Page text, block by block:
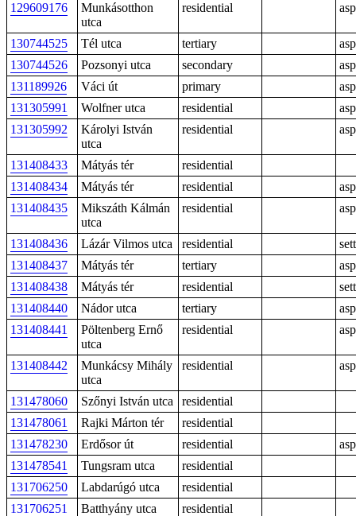
129609176
Munkásotthon
utca
residential
130744525 Tél utca tertiary
130744526
Pozsonyi utca secondary
131189926
Váci út primary
131305991
Wolfner utca residential
131305992
Károlyi István
utca
residential
131408433 Mátyás tér
residential
131408434
Mátyás tér residential
131408435
Mikszáth Kálmán
utca
residential
131408436 Lázár Vilmos utca residential
sett
131408437
Mátyás tér tertiary
131408438
Mátyás tér residential
sett
131408440
Nádor utca tertiary
131408441
Pöltenberg Ernő
utca
residential
131408442
Munkácsy Mihály
utca
residential
131478060 Szőnyi István utca
residential
131478061
Rajki Márton tér
residential
131478230
Erdősor út residential
131478541
Tungsram utca
residential
131706250
Labdarúgó utca
residential
131706251
Batthyány utca
residential